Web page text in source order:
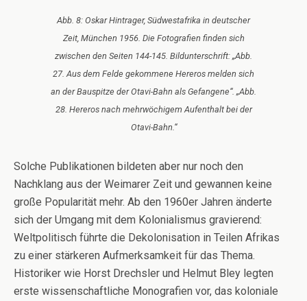
Abb. 8: Oskar Hintrager, Südwestafrika in deutscher
Zeit, München 1956. Die Fotografien finden sich
zwischen den Seiten 144-145. Bildunterschrift: „Abb.
27. Aus dem Felde gekommene Hereros melden sich
an der Bauspitze der Otavi-Bahn als Gefangene“. „Abb.
28. Hereros nach mehrwöchigem Aufenthalt bei der
Otavi-Bahn.“
Solche Publikationen bildeten aber nur noch den
Nachklang aus der Weimarer Zeit und gewannen keine
große Popularität mehr. Ab den 1960er Jahren änderte
sich der Umgang mit dem Kolonialismus gravierend:
Weltpolitisch führte die Dekolonisation in Teilen Afrikas
zu einer stärkeren Aufmerksamkeit für das Thema.
Historiker wie Horst Drechsler und Helmut Bley legten
erste wissenschaftliche Monografien vor, das koloniale